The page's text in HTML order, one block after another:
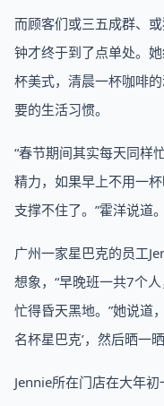
而顾客们或三五成群、
钟才终于到了点单处。
杯美式，清晨一杯咖啡
要的生活习惯。
“春节期间其实每天同样
精力，如果早上不用一
支撑不住了。”霍洋说道。
广州一家星巴克的员工
想象，“早晚班一共7个
忙得昏天黑地。”她说道
名杯星巴克’，然后晒一
Jennie所在门店在大年